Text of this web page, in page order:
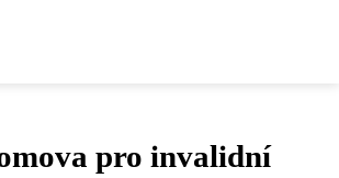
pro invalidní